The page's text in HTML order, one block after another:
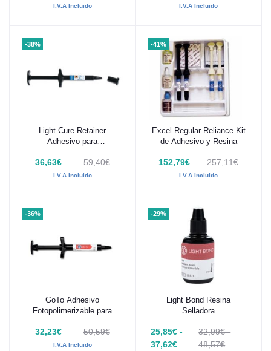
I.V.A Incluido I.V.A Incluido
-38%
Añadir al carrito
Light Cure Retainer
Adhesivo para
36,63€ 59,40€
I.V.A Incluido
-41%
Añadir al carrito
Excel Regular Reliance Kit
de Adhesivo y Resina
152,79€ 257,11€
I.V.A Incluido
-36%
Añadir al carrito
GoTo Adhesivo
Fotopolimerizable para
32,23€ 50,59€
I.V.A Incluido
-29%
Añadir al carrito
Light Bond Resina
Selladora
25,85€ -
37,62€
32,99€ -
48,57€